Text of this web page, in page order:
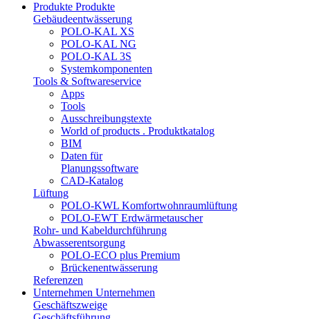
Produkte Produkte
Gebäudeentwässerung
POLO-KAL XS
POLO-KAL NG
POLO-KAL 3S
Systemkomponenten
Tools & Softwareservice
Apps
Tools
Ausschreibungstexte
World of products . Produktkatalog
BIM
Daten für
Planungssoftware
CAD-Katalog
Lüftung
POLO-KWL Komfortwohnraumlüftung
POLO-EWT Erdwärmetauscher
Rohr- und Kabeldurchführung
Abwasserentsorgung
POLO-ECO plus Premium
Brückenentwässerung
Referenzen
Unternehmen Unternehmen
Geschäftszweige